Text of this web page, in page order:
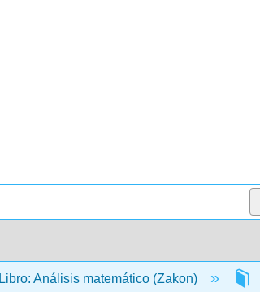
Libro: Análisis matemático (Zakon)